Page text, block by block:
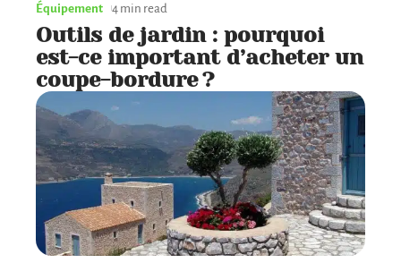
Équipement 4 min read
Outils de jardin : pourquoi
est-ce important d’acheter un
coupe-bordure ?